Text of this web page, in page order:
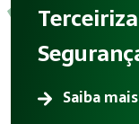
Saiba mais